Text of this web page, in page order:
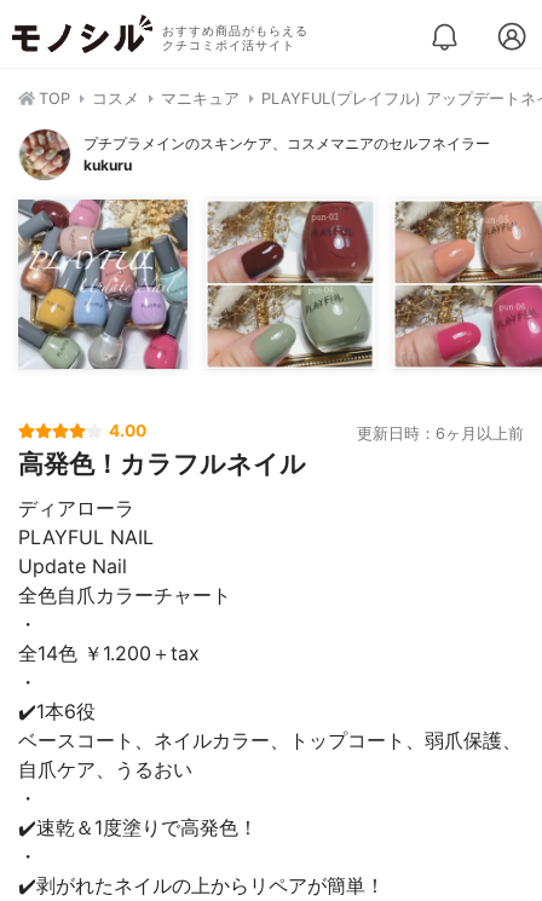
おすすめ商品がもらえる
クチコミポイ活サイト
TOP コスメ マニキュア PLAYFUL(プレイフル) アップデートネ
プチプラメインのスキンケア、コスメマニアのセルフネイラー
kukuru
4.00 更新日時：6ヶ月以上前
高発色！カラフルネイル
ディアローラ
PLAYFUL NAIL
Update Nail
全色自爪カラーチャート
・
全14色 ￥1.200＋tax
・
✔️1本6役
ベースコート、ネイルカラー、トップコート、弱爪保護、
自爪ケア、うるおい
・
✔️速乾＆1度塗りで高発色！
・
✔️剥がれたネイルの上からリペアが簡単！